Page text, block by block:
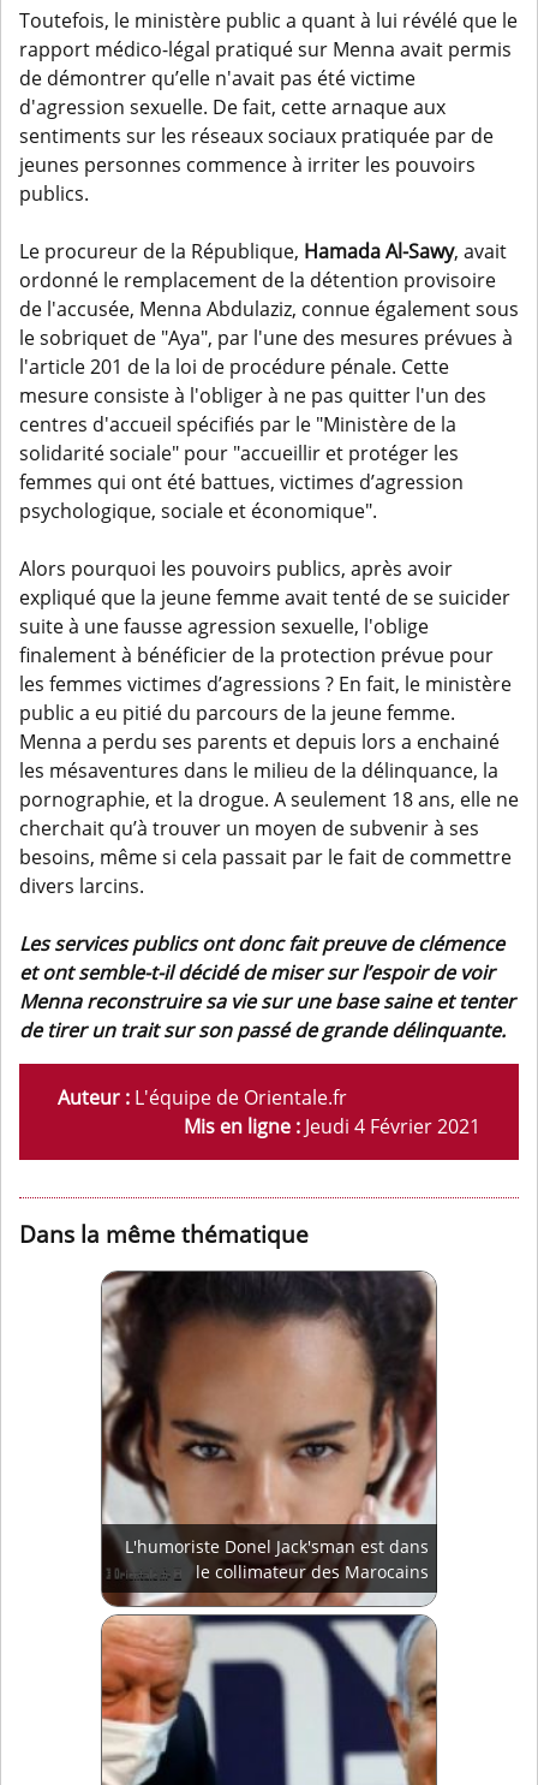
Toutefois, le ministère public a quant à lui révélé que le
rapport médico-légal pratiqué sur Menna avait permis
de démontrer qu’elle n'avait pas été victime
d'agression sexuelle. De fait, cette arnaque aux
sentiments sur les réseaux sociaux pratiquée par de
jeunes personnes commence à irriter les pouvoirs
publics.
Le procureur de la République, Hamada Al-Sawy, avait
ordonné le remplacement de la détention provisoire
de l'accusée, Menna Abdulaziz, connue également sous
le sobriquet de "Aya", par l'une des mesures prévues à
l'article 201 de la loi de procédure pénale. Cette
mesure consiste à l'obliger à ne pas quitter l'un des
centres d'accueil spécifiés par le "Ministère de la
solidarité sociale" pour "accueillir et protéger les
femmes qui ont été battues, victimes d’agression
psychologique, sociale et économique".
Alors pourquoi les pouvoirs publics, après avoir
expliqué que la jeune femme avait tenté de se suicider
suite à une fausse agression sexuelle, l'oblige
finalement à bénéficier de la protection prévue pour
les femmes victimes d’agressions ? En fait, le ministère
public a eu pitié du parcours de la jeune femme.
Menna a perdu ses parents et depuis lors a enchainé
les mésaventures dans le milieu de la délinquance, la
pornographie, et la drogue. A seulement 18 ans, elle ne
cherchait qu’à trouver un moyen de subvenir à ses
besoins, même si cela passait par le fait de commettre
divers larcins.
Les services publics ont donc fait preuve de clémence
et ont semble-t-il décidé de miser sur l’espoir de voir
Menna reconstruire sa vie sur une base saine et tenter
de tirer un trait sur son passé de grande délinquante.
Auteur : L'équipe de Orientale.fr
Mis en ligne : Jeudi 4 Février 2021
Dans la même thématique
L'humoriste Donel Jack'sman est dans
le collimateur des Marocains